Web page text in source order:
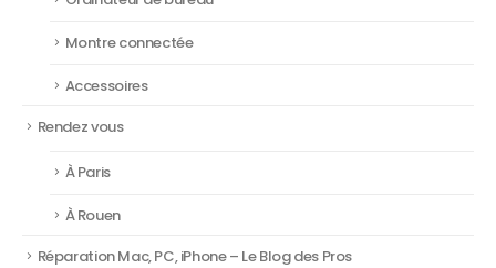
Montre connectée
Accessoires
Rendez vous
À Paris
À Rouen
Réparation Mac, PC, iPhone – Le Blog des Pros